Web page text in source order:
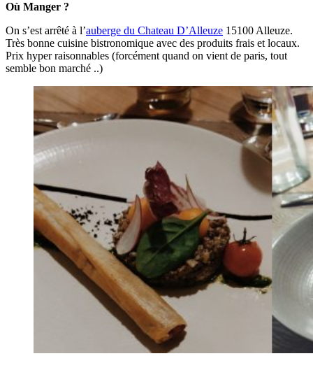
Où Manger ?
On s’est arrêté à l’auberge du Chateau D’Alleuze 15100 Alleuze.
Très bonne cuisine bistronomique avec des produits frais et locaux.
Prix hyper raisonnables (forcément quand on vient de paris, tout
semble bon marché ..)